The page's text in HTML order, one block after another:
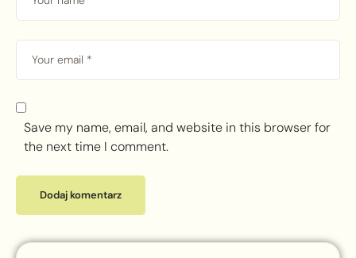
Save my name, email, and website in this browser for
the next time I comment.